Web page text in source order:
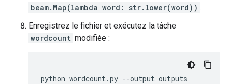
beam.Map(lambda word: str.lower(word)) .
Enregistrez le fichier et exécutez la tâche
wordcount modifiée :
python wordcount.py --output outputs